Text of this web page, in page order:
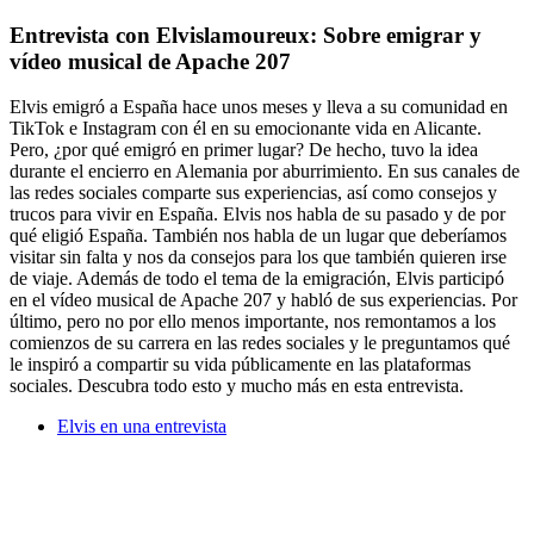
Entrevista con Elvislamoureux: Sobre emigrar y
vídeo musical de Apache 207
Elvis emigró a España hace unos meses y lleva a su comunidad en
TikTok e Instagram con él en su emocionante vida en Alicante.
Pero, ¿por qué emigró en primer lugar? De hecho, tuvo la idea
durante el encierro en Alemania por aburrimiento. En sus canales de
las redes sociales comparte sus experiencias, así como consejos y
trucos para vivir en España. Elvis nos habla de su pasado y de por
qué eligió España. También nos habla de un lugar que deberíamos
visitar sin falta y nos da consejos para los que también quieren irse
de viaje. Además de todo el tema de la emigración, Elvis participó
en el vídeo musical de Apache 207 y habló de sus experiencias. Por
último, pero no por ello menos importante, nos remontamos a los
comienzos de su carrera en las redes sociales y le preguntamos qué
le inspiró a compartir su vida públicamente en las plataformas
sociales. Descubra todo esto y mucho más en esta entrevista.
Elvis en una entrevista